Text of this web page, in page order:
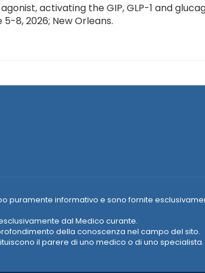
activating the GIP, GLP-1 and
8, 2026; New Orleans.
puramente informativo e sono fornite
dal Medico curante.
della conoscenza nel campo del sito.
il parere di uno medico o di uno specialista.